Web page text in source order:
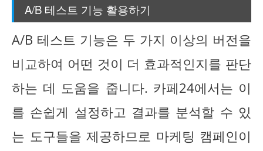
A/B 테스트 기능 활용하기
A/B 테스트 기능은 두 가지 이상의 버전을
비교하여 어떤 것이 더 효과적인지를 판단
하는 데 도움을 줍니다. 카페24에서는 이
를 손쉽게 설정하고 결과를 분석할 수 있
는 도구들을 제공하므로 마케팅 캠페인이